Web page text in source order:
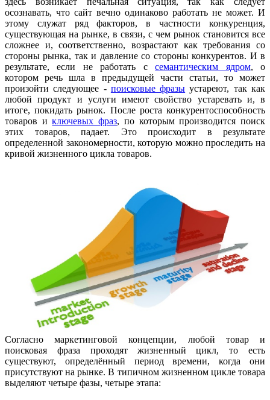
осознавать, что сайт вечно одинаково работать не может. И
этому служат ряд факторов, в частности конкуренция,
существующая на рынке, в связи, с чем рынок становится все
сложнее и, соответственно, возрастают как требования со
стороны рынка, так и давление со стороны конкурентов. И в
результате, если не работать ссемантическим ядром, о
котором речь шла в предыдущей части статьи, то может
произойти следующее - поисковые фразы устареют, так как
любой продукт и услуги имеют свойство устаревать и, в
итоге, покидать рынок. После роста конкурентоспособность
товаров иключевых фраз, по которым производится поиск
этих товаров, падает. Это происходит в результате
определенной закономерности, которую можно проследить на
кривой жизненного цикла товаров.
Согласно маркетинговой концепции, любой товар и
поисковая фраза проходят жизненный цикл, то есть
существуют, определённый период времени, когда они
присутствуют на рынке. В типичном жизненном цикле товара
выделяют четыре фазы, четыре этапа: